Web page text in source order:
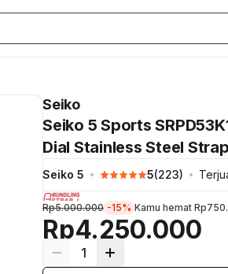
Seiko
Seiko 5 Sports
Dial Stainless Steel Strap
Seiko 5 5(223)
Rp4.250.000
Rp5.000.000 -15% Kamu hemat
1